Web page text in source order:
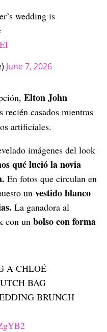
wedding is
June 7, 2026
Elton John
recién casados mientras
artificiales.
imágenes del look
qué lució la novia
En fotos que circulan en
un vestido blanco
La ganadora al
con un bolso con forma
A CHLOÉ
BAG
BRUNCH